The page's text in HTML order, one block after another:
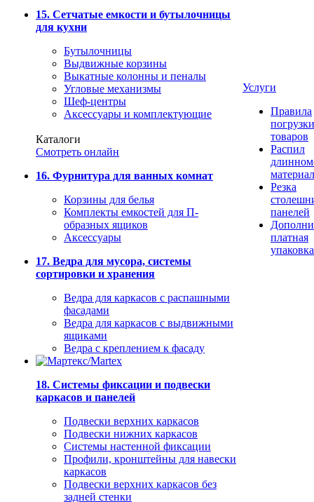
15. Сетчатые емкости и бутылочницы
для кухни
Бутылочницы
Выдвижные корзины
Выкатные колонны и пеналы
Угловые механизмы
Шеф-центры
Аксессуары и комплектующие
Каталоги
Смотреть онлайн
16. Фурнитура для ванных комнат
Корзины для белья
Комплекты емкостей для П-
образных ящиков
Аксессуары
17. Ведра для мусора, системы
сортировки и хранения
Ведра для каркасов с распашными
фасадами
Ведра для каркасов с выдвижными
ящиками
Ведра с креплением к фасаду
18. Системы фиксации и подвески
каркасов и панелей
Подвески верхних каркасов
Подвески нижних каркасов
Системы настенной фиксации
Профили, кронштейны для навески
каркасов
Подвески верхних каркасов без
задней стенки
Услуги
Правила
погрузки
товаров
Распил
Резка
панелей
платная
упаковка